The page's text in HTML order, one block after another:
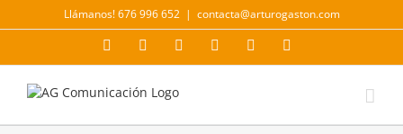
al
Llámanos! 676 996 652 | contacta@arturogaston.com
Facebook YouTubeInstagramLinkedIn